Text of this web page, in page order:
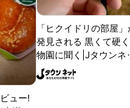
ュー!
「ヒクイドリの部屋」
発見される 黒くて硬
物園に聞く|Jタウンネ